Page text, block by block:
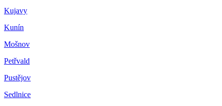
Kujavy
Kunín
Mošnov
Petřvald
Pustějov
Sedlnice